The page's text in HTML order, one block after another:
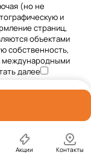
Акции Контакты
(но не
и
страниц,
объектами
собственность,
международными
далее